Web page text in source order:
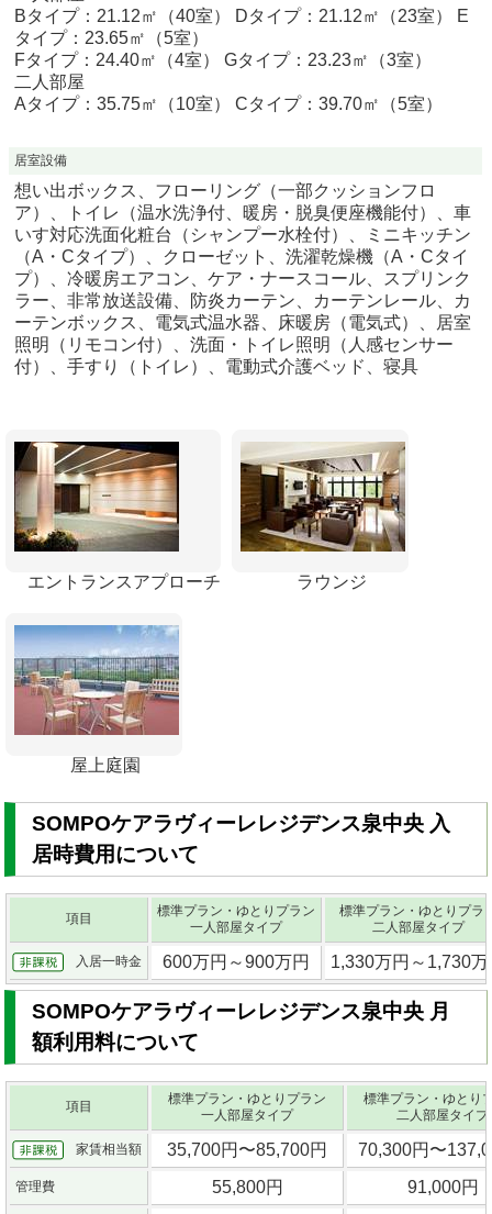
Bタイプ：21.12㎡（40室） Dタイプ：21.12㎡（23室） E
タイプ：23.65㎡（5室）
Fタイプ：24.40㎡（4室） Gタイプ：23.23㎡（3室）
二人部屋
Aタイプ：35.75㎡（10室） Cタイプ：39.70㎡（5室）
居室設備
想い出ボックス、フローリング（一部クッションフロ
ア）、トイレ（温水洗浄付、暖房・脱臭便座機能付）、車
いす対応洗面化粧台（シャンプー水栓付）、ミニキッチン
（A・Cタイプ）、クローゼット、洗濯乾燥機（A・Cタイ
プ）、冷暖房エアコン、ケア・ナースコール、スプリンク
ラー、非常放送設備、防炎カーテン、カーテンレール、カ
ーテンボックス、電気式温水器、床暖房（電気式）、居室
照明（リモコン付）、洗面・トイレ照明（人感センサー
付）、手すり（トイレ）、電動式介護ベッド、寝具
エントランスアプローチ ラウンジ
屋上庭園
SOMPOケアラヴィーレレジデンス泉中央 入
居時費用について
項目
標準プラン・ゆとりプラン
一人部屋タイプ
標準プラン・ゆとりプラ
二人部屋タイプ
入居一時金 600万円～900万円 1,330万円～1,730
SOMPOケアラヴィーレレジデンス泉中央 月
額利用料について
項目
標準プラン・ゆとりプラン
一人部屋タイプ
標準プラン・ゆとり
二人部屋タイプ
家賃相当額 35,700円〜85,700円 70,300円〜
管理費 55,800円 91,000円